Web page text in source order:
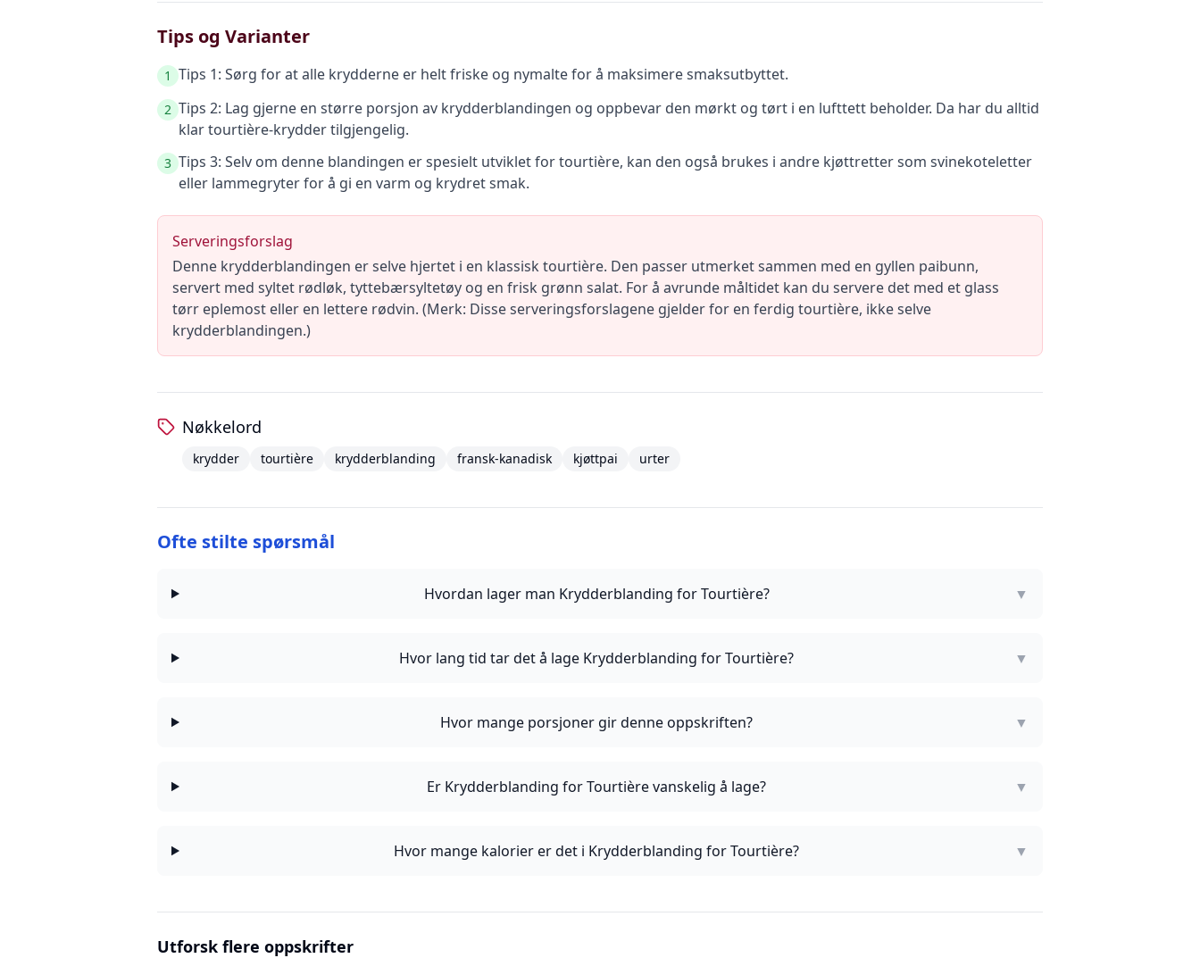
Tips og Varianter
1 Tips 1: Sørg for at alle krydderne er helt friske og nymalte for å maksimere smaksutbyttet.
2 Tips 2: Lag gjerne en større porsjon av krydderblandingen og oppbevar den mørkt og tørt i en lufttett beholder. Da har du alltid
klar tourtière-krydder tilgjengelig.
3 Tips 3: Selv om denne blandingen er spesielt utviklet for tourtière, kan den også brukes i andre kjøttretter som svinekoteletter
eller lammegryter for å gi en varm og krydret smak.
Serveringsforslag
Denne krydderblandingen er selve hjertet i en klassisk tourtière. Den passer utmerket sammen med en gyllen paibunn,
servert med syltet rødløk, tyttebærsyltetøy og en frisk grønn salat. For å avrunde måltidet kan du servere det med et glass
tørr eplemost eller en lettere rødvin. (Merk: Disse serveringsforslagene gjelder for en ferdig tourtière, ikke selve
krydderblandingen.)
Nøkkelord
krydder tourtière krydderblanding fransk-kanadisk kjøttpai urter
Ofte stilte spørsmål
Hvordan lager man Krydderblanding for Tourtière? ▼
Hvor lang tid tar det å lage Krydderblanding for Tourtière? ▼
Hvor mange porsjoner gir denne oppskriften? ▼
Er Krydderblanding for Tourtière vanskelig å lage? ▼
Hvor mange kalorier er det i Krydderblanding for Tourtière? ▼
Utforsk flere oppskrifter